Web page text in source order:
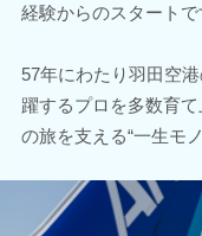
経験からのスタート
57年にわたり羽田空
躍するプロを多数育
の旅を支える“一生モ